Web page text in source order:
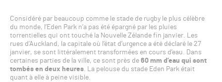
Considéré par beaucoup comme le stade de rugby le plus célèbre
du monde, l’Eden Park n’a pas été épargné par les pluies
torrentielles qui ont touché la Nouvelle Zélande fin janvier. Les
rues d’Auckland, la capitale où l’état d’urgence a été déclaré le 27
janvier, se sont littéralement transformées en cours d’eau. Dans
certaines parties de la ville, ce sont près de 60 mm d’eau qui sont
tombés en deux heures. La pelouse du stade Eden Park était
quant à elle à peine visible.